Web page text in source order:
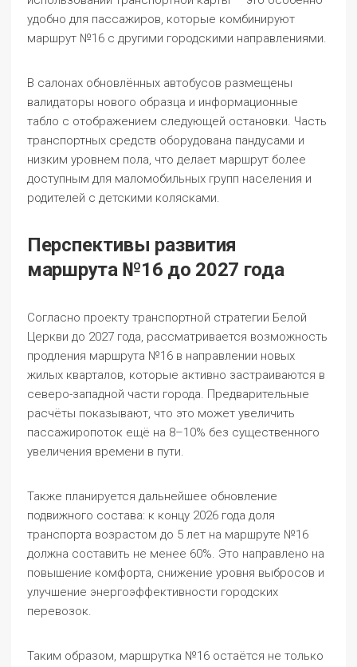
удобно для пассажиров, которые комбинируют
маршрут №16 с другими городскими направлениями.
В салонах обновлённых автобусов размещены
валидаторы нового образца и информационные
табло с отображением следующей остановки. Часть
транспортных средств оборудована пандусами и
низким уровнем пола, что делает маршрут более
доступным для маломобильных групп населения и
родителей с детскими колясками.
Перспективы развития
маршрута №16 до 2027 года
Согласно проекту транспортной стратегии Белой
Церкви до 2027 года, рассматривается возможность
продления маршрута №16 в направлении новых
жилых кварталов, которые активно застраиваются в
северо-западной части города. Предварительные
расчёты показывают, что это может увеличить
пассажиропоток ещё на 8–10% без существенного
увеличения времени в пути.
Также планируется дальнейшее обновление
подвижного состава: к концу 2026 года доля
транспорта возрастом до 5 лет на маршруте №16
должна составить не менее 60%. Это направлено на
повышение комфорта, снижение уровня выбросов и
улучшение энергоэффективности городских
перевозок.
Таким образом, маршрутка №16 остаётся не только